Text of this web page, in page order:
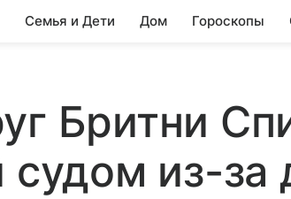
Семья и Дети Дом Гороскопы
Бритни
судом из-за